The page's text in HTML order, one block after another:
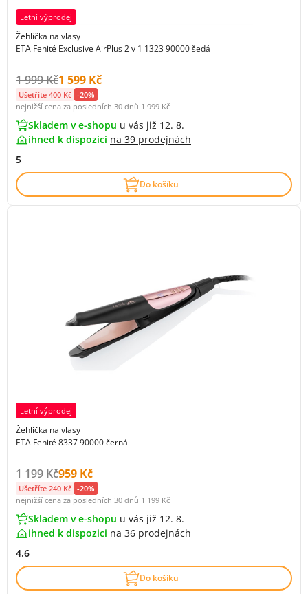
Letní výprodej
Žehlička na vlasy
ETA Fenité Exclusive AirPlus 2 v 1 1323 90000 šedá
Původní cena s DPH:
1 999 KčCena s DPH:
1 599 Kč
Ušetříte 400 Kč -20%
nejnižší cena za posledních 30 dnů 1 999 Kč
Skladem v e-shopu u vás již 12. 8.
ihned k dispozici na 39 prodejnách
5
Do košíku
Letní výprodej
Žehlička na vlasy
ETA Fenité 8337 90000 černá
Původní cena s DPH:
1 199 KčCena s DPH:
959 Kč
Ušetříte 240 Kč -20%
nejnižší cena za posledních 30 dnů 1 199 Kč
Skladem v e-shopu u vás již 12. 8.
ihned k dispozici na 36 prodejnách
4.6
Do košíku